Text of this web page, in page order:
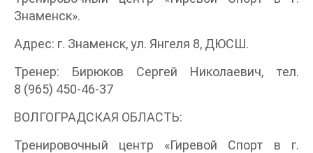
Знаменск».
Адрес: г. Знаменск, ул. Янгеля 8, ДЮСШ.
Тренер: Бирюков Сергей Николаевич, тел.
8 (965) 450-46-37
ВОЛГОГРАДСКАЯ ОБЛАСТЬ:
Тренировочный центр «Гиревой Спорт в г.